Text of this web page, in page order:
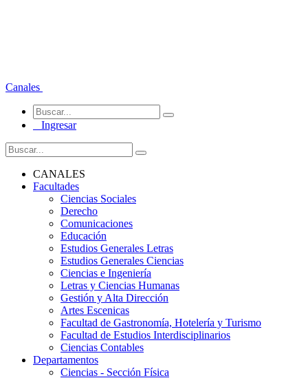
Canales
Ingresar
CANALES
Facultades
Ciencias Sociales
Derecho
Comunicaciones
Educación
Estudios Generales Letras
Estudios Generales Ciencias
Ciencias e Ingeniería
Letras y Ciencias Humanas
Gestión y Alta Dirección
Artes Escenicas
Facultad de Gastronomía, Hotelería y Turismo
Facultad de Estudios Interdisciplinarios
Ciencias Contables
Departamentos
Ciencias - Sección Física